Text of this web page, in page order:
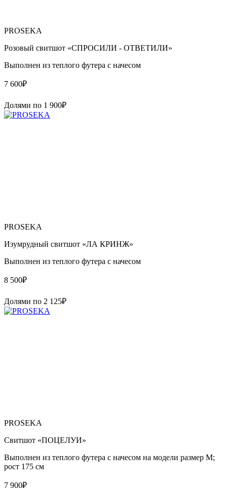
PROSEKA
Розовый свитшот «СПРОСИЛИ - ОТВЕТИЛИ»
Выполнен из теплого футера с начесом
7 600₽
Долями по 1 900₽
PROSEKA
Изумрудный свитшот «ЛА КРИНЖ»
Выполнен из теплого футера с начесом
8 500₽
Долями по 2 125₽
PROSEKA
Свитшот «ПОЦЕЛУИ»
Выполнен из теплого футера с начесом на модели размер М;
рост 175 см
7 900₽